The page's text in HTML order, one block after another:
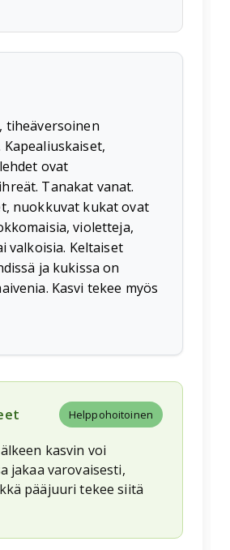
tiheäversoinen
Kapealiuskaiset,
ovat
Tanakat vanat.
nuokkuvat kukat ovat
violetteja,
valkoisia. Keltaiset
ja kukissa on
Kasvi tekee myös
Helppohoitoinen
kasvin voi
jakaa varovaisesti,
pääjuuri tekee siitä